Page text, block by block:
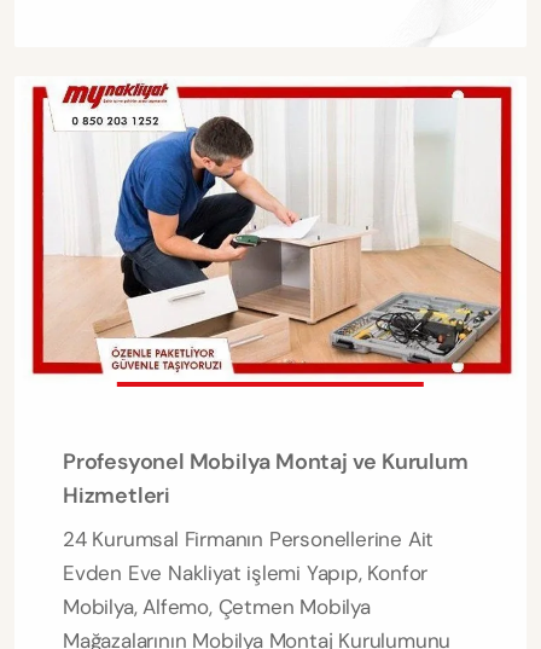
Profesyonel Mobilya Montaj ve Kurulum
Hizmetleri
24 Kurumsal Firmanın Personellerine Ait
Evden Eve Nakliyat işlemi Yapıp, Konfor
Mobilya, Alfemo, Çetmen Mobilya
Mağazalarının Mobilya Montaj Kurulumunu